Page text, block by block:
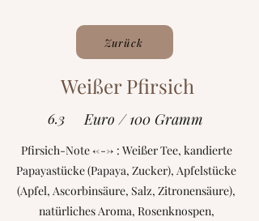
Zurück
Weißer Pfirsich
6.3 Euro / 100 Gramm
Pfirsich-Note <---> : Weißer Tee, kandierte
Papayastücke (Papaya, Zucker), Apfelstücke
(Apfel, Ascorbinsäure, Salz, Zitronensäure),
natürliches Aroma, Rosenknospen,